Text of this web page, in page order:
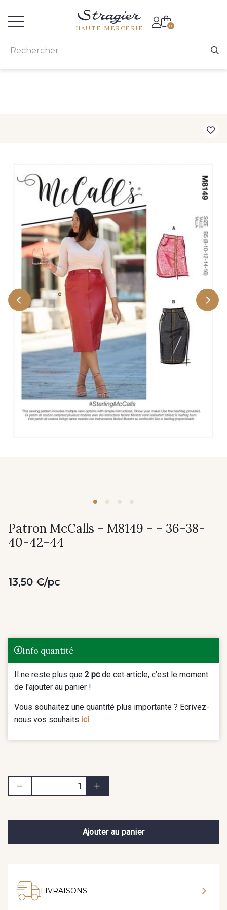
HAUTE MERCERIE 0
Patron McCalls - M8149 - - 36-38-
40-42-44
13,50 €/pc
Info quantité
Il ne reste plus que 2 pcde cet article, c’est le moment
de l'ajouter au panier !
Vous souhaitez une quantité plus importante ? Ecrivez-
nous vos souhaits ici
Ajouter au panier
LIVRAISONS